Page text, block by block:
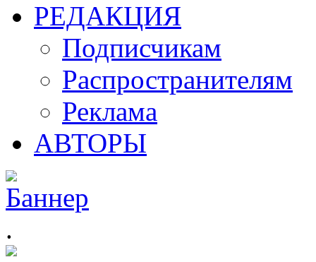
РЕДАКЦИЯ
Подписчикам
Распространителям
Реклама
АВТОРЫ
.